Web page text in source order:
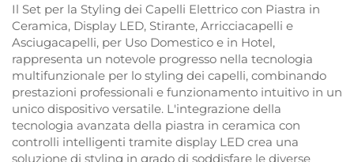
Il Set per la Styling dei Capelli Elettrico con Piastra in
Ceramica, Display LED, Stirante, Arricciacapelli e
Asciugacapelli, per Uso Domestico e in Hotel,
rappresenta un notevole progresso nella tecnologia
multifunzionale per lo styling dei capelli, combinando
prestazioni professionali e funzionamento intuitivo in un
unico dispositivo versatile. L'integrazione della
tecnologia avanzata della piastra in ceramica con
controlli intelligenti tramite display LED crea una
soluzione di styling in grado di soddisfare le diverse